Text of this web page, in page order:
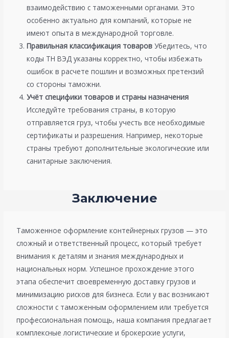
взаимодействию с таможенными органами. Это
особенно актуально для компаний, которые не
имеют опыта в международной торговле.
Правильная классификация товаров Убедитесь, что
коды ТН ВЭД указаны корректно, чтобы избежать
ошибок в расчете пошлин и возможных претензий
со стороны таможни.
Учёт специфики товаров и страны назначения
Исследуйте требования страны, в которую
отправляется груз, чтобы учесть все необходимые
сертификаты и разрешения. Например, некоторые
страны требуют дополнительные экологические или
санитарные заключения.
Заключение
Таможенное оформление контейнерных грузов — это
сложный и ответственный процесс, который требует
внимания к деталям и знания международных и
национальных норм. Успешное прохождение этого
этапа обеспечит своевременную доставку грузов и
минимизацию рисков для бизнеса. Если у вас возникают
сложности с таможенным оформлением или требуется
профессиональная помощь, наша компания предлагает
комплексные логистические и брокерские услуги,